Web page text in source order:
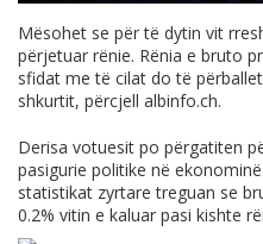
Mësohet se për të dytin vit
përjetuar rënie. Rënia e bruto
sfidat me të cilat do të
shkurtit, përcjell albinfo.ch.
Derisa votuesit po përgatiten
pasigurie politike në
statistikat zyrtare treguan se
0.2% vitin e kaluar pasi kishte